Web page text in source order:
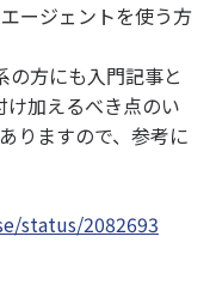
ージェントを使う方
の方にも入門記事と
け加えるべき点のい
りますので、参考に
status/2082693